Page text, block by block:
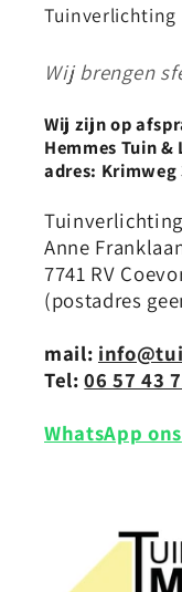
Tuinverlichting
Wij brengen
Wij zijn op
Hemmes Tuin
adres: Krimweg
Anne
7741 RV
(postadres
mail:
Tel:06 57 43
WhatsApp ons